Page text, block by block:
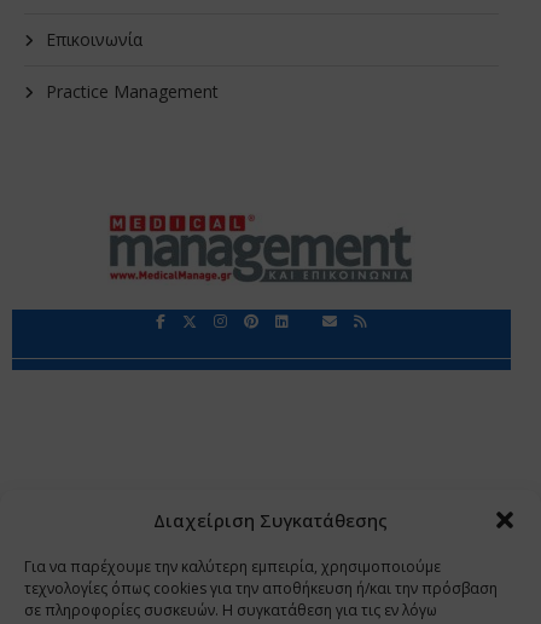
Διαχείριση Συγκατάθεσης
Για να παρέχουμε την καλύτερη εμπειρία, χρησιμοποιούμε
τεχνολογίες όπως cookies για την αποθήκευση ή/και την πρόσβαση
σε πληροφορίες συσκευών. Η συγκατάθεση για τις εν λόγω
Επικοινωνία
Practice Management
Copyright 2009 - 2026 © Χαραμή Α.Ε.